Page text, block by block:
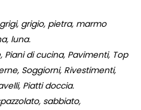
grigio, pietra, marmo
luna.
Piani di cucina, Pavimenti, Top
Soggiorni, Rivestimenti,
Piatti doccia.
sabbiato,